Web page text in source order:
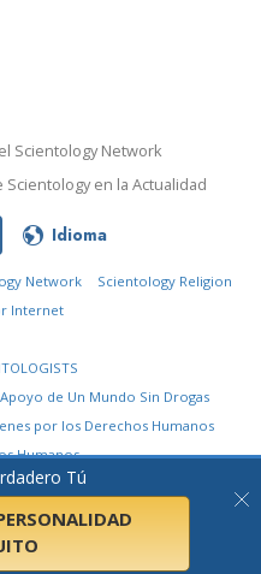
Tú
Scientology Network
en la Actualidad
Idioma
Network
Scientology Religion
Internet
Apoyo de Un Mundo Sin Drogas
por los Derechos Humanos
Humanos
Todos los derechos reservados.
Términos de uso•Aviso legal